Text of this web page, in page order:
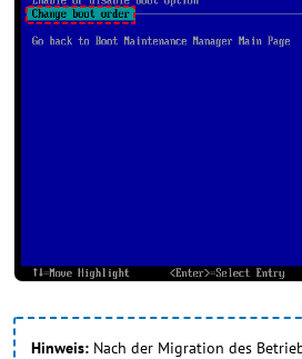
Hinweis: Nach der Migration des